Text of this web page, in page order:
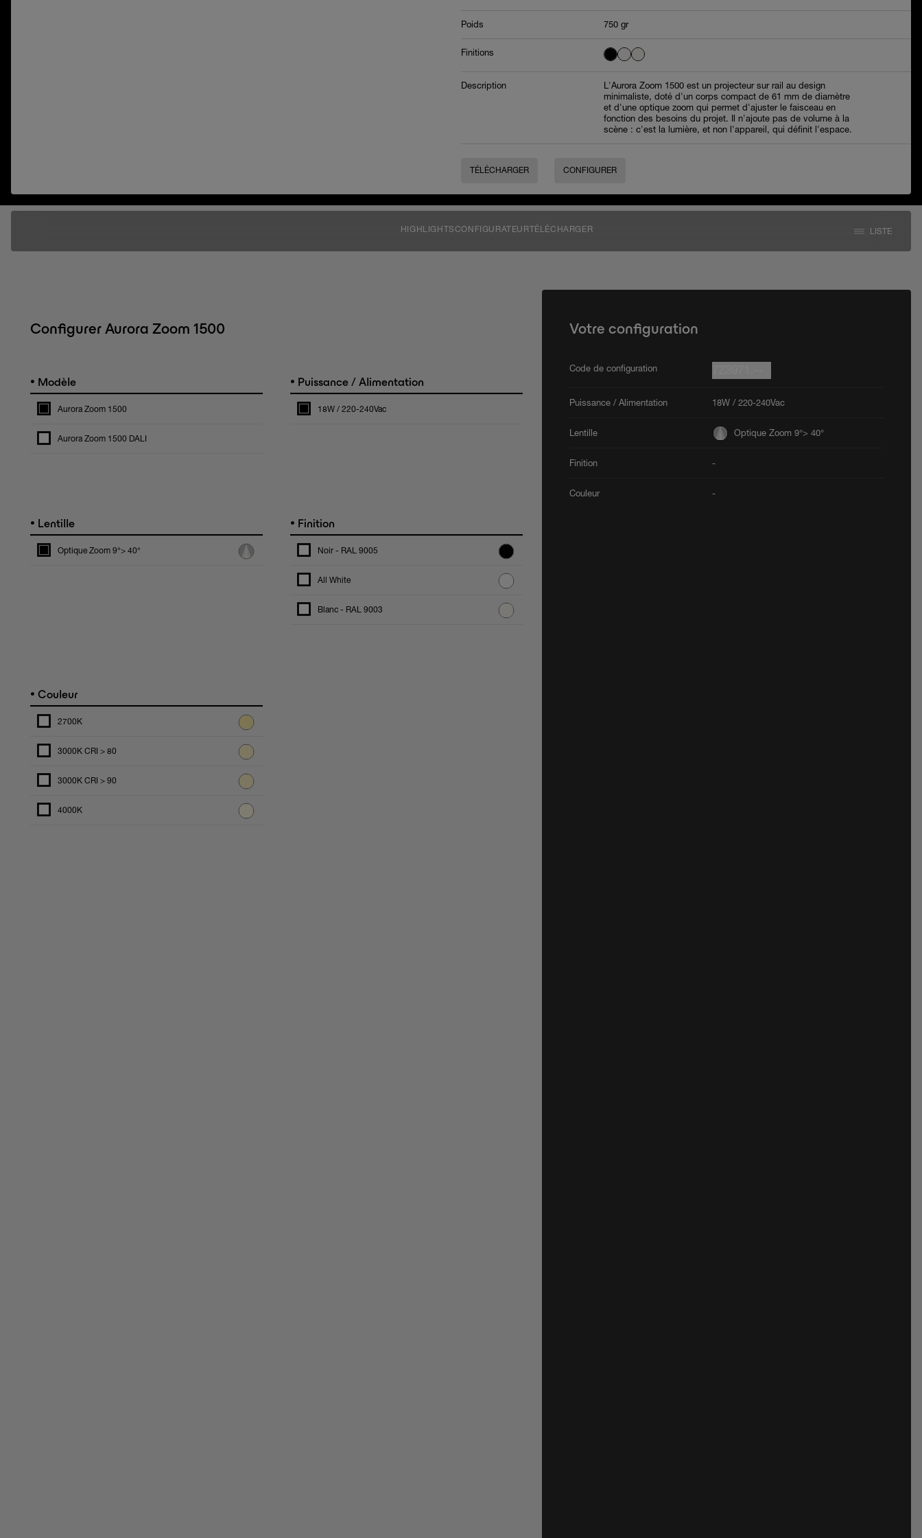
Poids 750 gr
Finitions
Description
L'Aurora Zoom 1500 est un projecteur sur rail au design
minimaliste, doté d'un corps compact de 61 mm de diamètre
et d'une optique zoom qui permet d'ajuster le faisceau en
fonction des besoins du projet. Il n'ajoute pas de volume à la
scène : c'est la lumière, et non l'appareil, qui définit l'espace.
TÉLÉCHARGER CONFIGURER
HIGHLIGHTSCONFIGURATEURTÉLÉCHARGER LISTE
Configurer Aurora Zoom 1500
• Modèle
Aurora Zoom 1500
Aurora Zoom 1500 DALI
• Puissance / Alimentation
18W / 220-240Vac
• Lentille
Optique Zoom 9°> 40°
• Finition
Noir - RAL 9005
All White
Blanc - RAL 9003
• Couleur
2700K
3000K CRI > 80
3000K CRI > 90
4000K
Votre configuration
Code de configuration
Puissance / Alimentation 18W / 220-240Vac
Lentille Optique Zoom 9°> 40°
Finition -
Couleur -